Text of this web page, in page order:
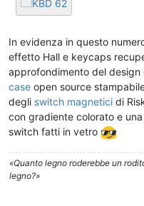
In evidenza in questo
effetto Hall e keycaps
approfondimento del design
case open source
degli switch magnetici di
con gradiente colorato e una
switch fatti in vetro
«Quanto legno roderebbe un
legno?»